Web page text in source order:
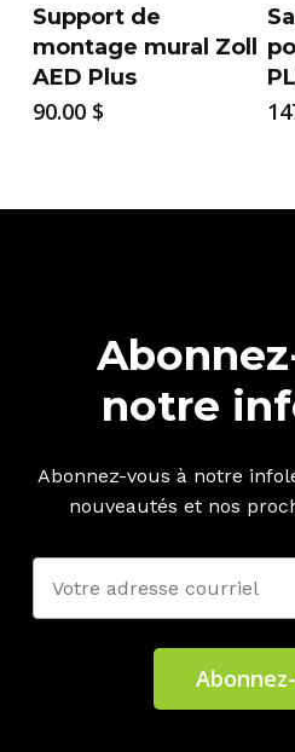
Support de
montage mural Zoll
AED Plus
90.00 $
notre
Abonnez-vous à notre
nouveautés et nos